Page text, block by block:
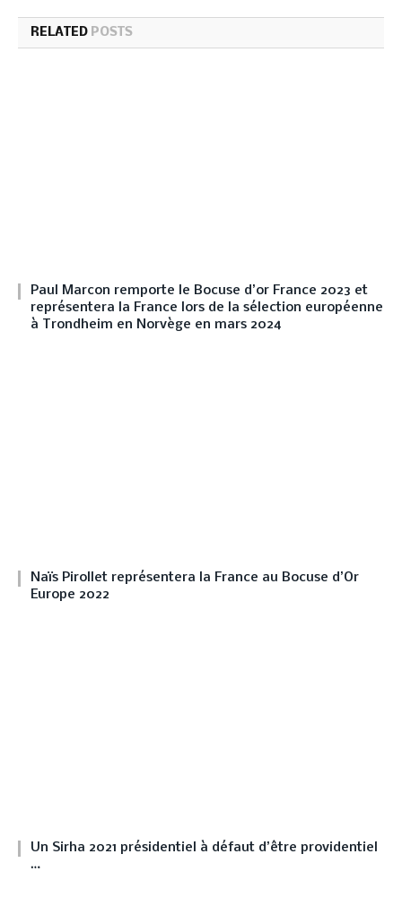
RELATED POSTS
Paul Marcon remporte le Bocuse d’or France 2023 et
représentera la France lors de la sélection européenne
à Trondheim en Norvège en mars 2024
Naïs Pirollet représentera la France au Bocuse d’Or
Europe 2022
Un Sirha 2021 présidentiel à défaut d’être providentiel
…